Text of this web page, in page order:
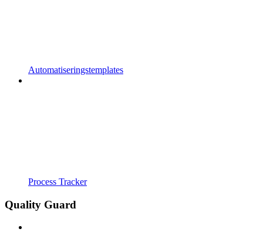
Automatiseringstemplates
Process Tracker
Quality Guard